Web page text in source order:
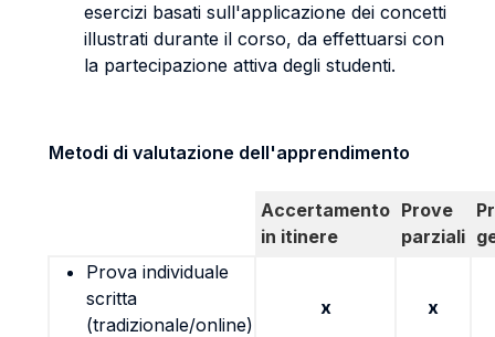
esercizi basati sull'applicazione dei concetti
illustrati durante il corso, da effettuarsi con
la partecipazione attiva degli studenti.
Metodi di valutazione dell'apprendimento
Accertamento
in itinere
Prove
parziali
Prova individuale
scritta
(tradizionale/online)
x x